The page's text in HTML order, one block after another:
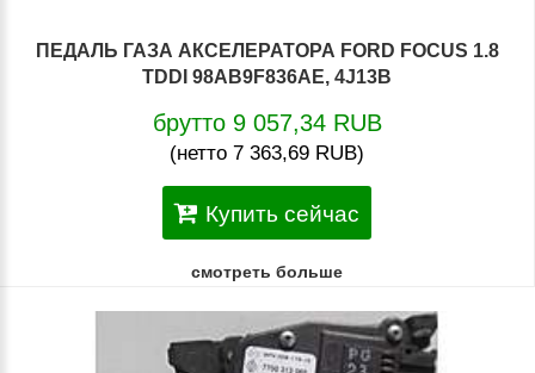
ПЕДАЛЬ ГАЗА АКСЕЛЕРАТОРА FORD FOCUS 1.8
TDDI 98AB9F836AE, 4J13B
брутто 9 057,34 RUB
(нетто 7 363,69 RUB)
Купить сейчас
смотреть больше